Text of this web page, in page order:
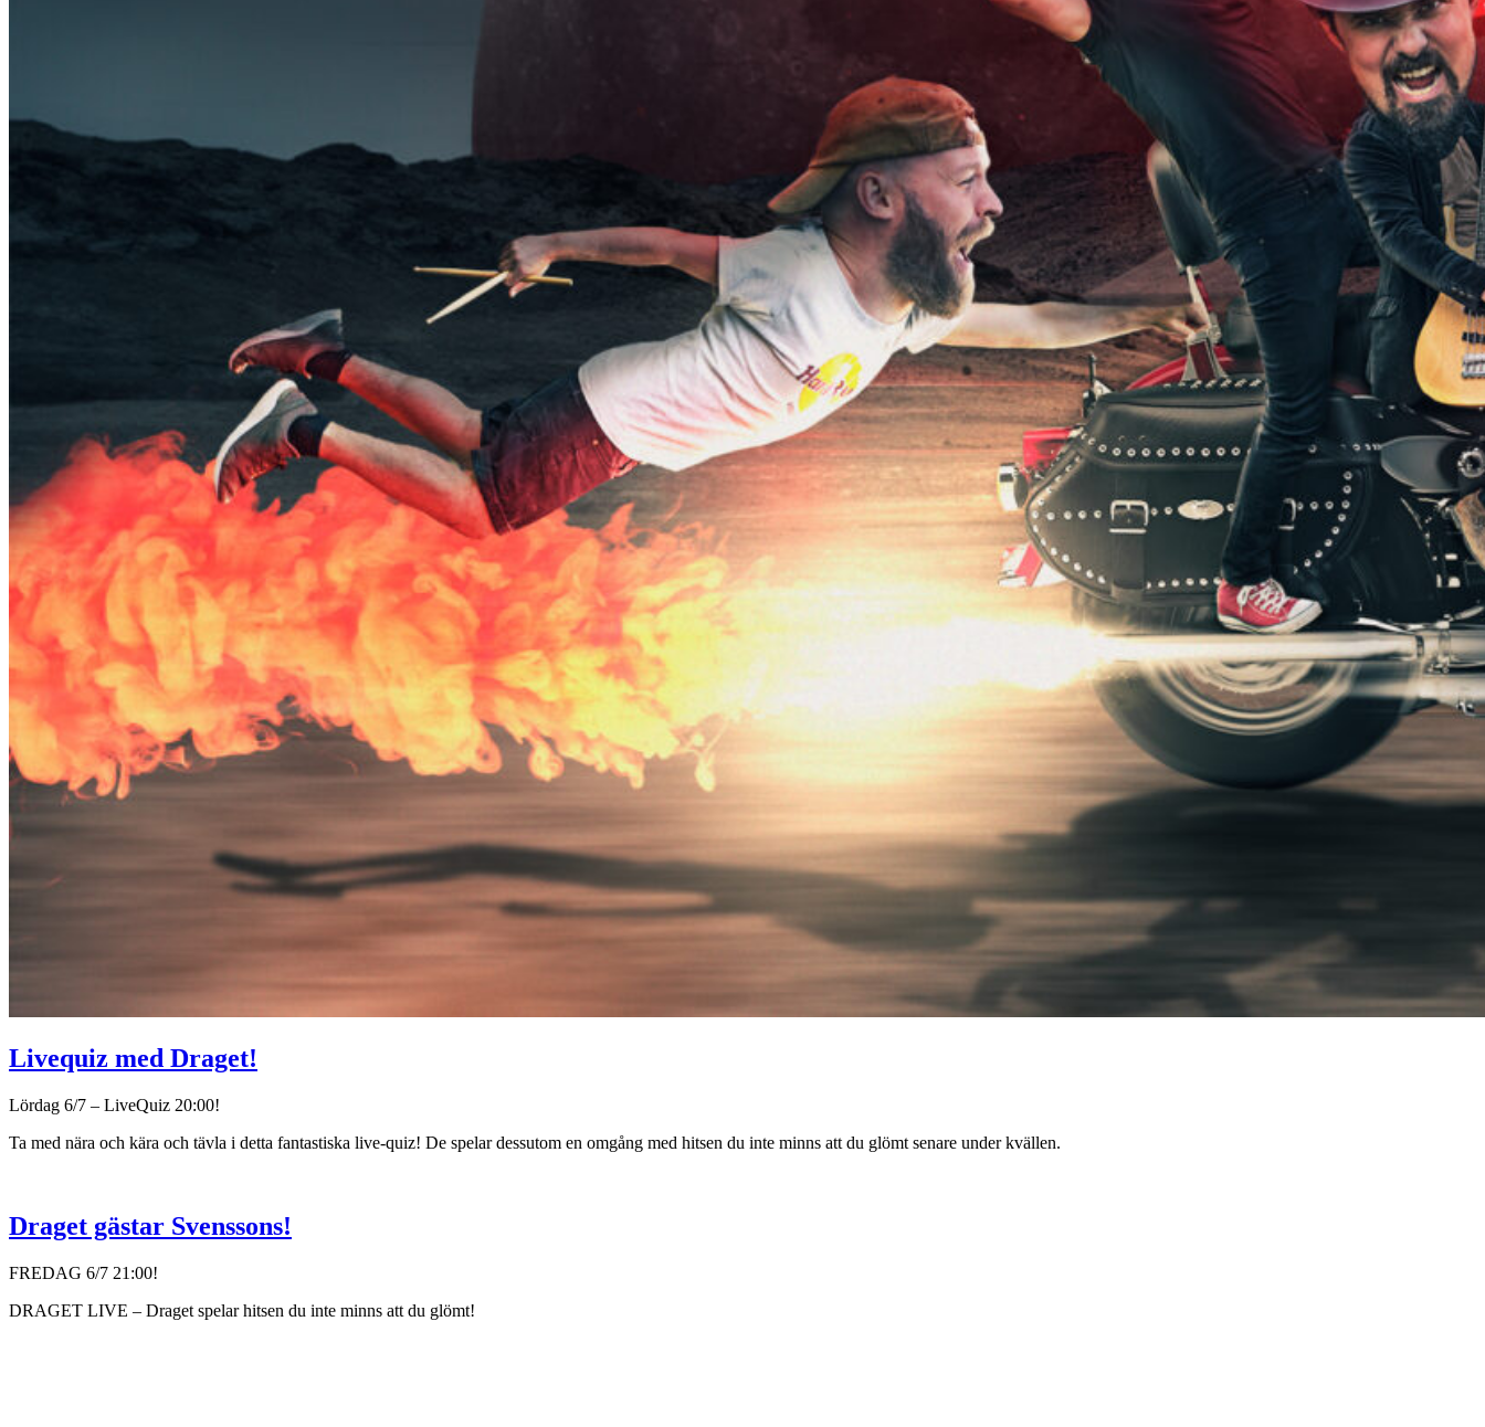
Livequiz med Draget!
Lördag 6/7 – LiveQuiz 20:00!
Ta med nära och kära och tävla i detta fantastiska live-quiz! De spelar dessutom en omgång med hitsen du inte minns att du glömt senare under kvällen.
Draget gästar Svenssons!
FREDAG 6/7 21:00!
DRAGET LIVE – Draget spelar hitsen du inte minns att du glömt!